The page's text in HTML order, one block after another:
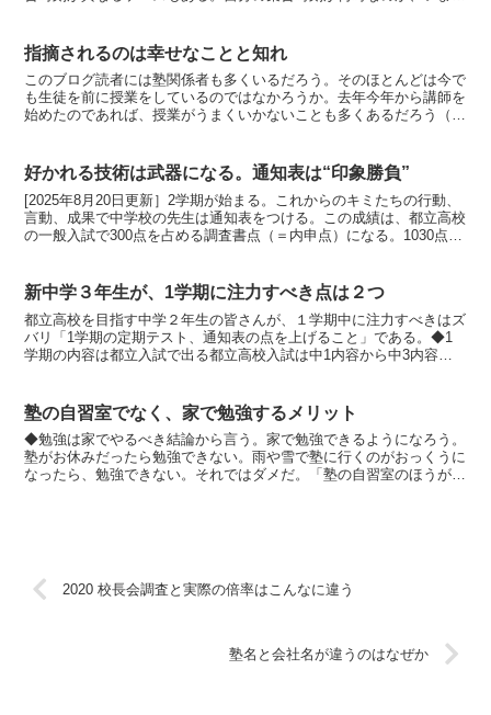
指摘されるのは幸せなことと知れ
このブログ読者には塾関係者も多くいるだろう。そのほとんどは今で
も生徒を前に授業をしているのではなかろうか。去年今年から講師を
始めたのであれば、授業がうまくいかないことも多くあるだろう（無
好かれる技術は武器になる。通知表は“印象勝負”
[2025年8月20日更新］2学期が始まる。これからのキミたちの行動、
言動、成果で中学校の先生は通知表をつける。この成績は、都立高校
の一般入試で300点を占める調査書点（＝内申点）になる。1030点満
新中学３年生が、1学期に注力すべき点は２つ
都立高校を目指す中学２年生の皆さんが、１学期中に注力すべきはズ
バリ「1学期の定期テスト、通知表の点を上げること」である。◆1
学期の内容は都立入試で出る都立高校入試は中1内容から中3内容ま
塾の自習室でなく、家で勉強するメリット
◆勉強は家でやるべき結論から言う。家で勉強できるようになろう。
塾がお休みだったら勉強できない。雨や雪で塾に行くのがおっくうに
なったら、勉強できない。それではダメだ。「塾の自習室のほうが好
2020 校長会調査と実際の倍率はこんなに違う
塾名と会社名が違うのはなぜか